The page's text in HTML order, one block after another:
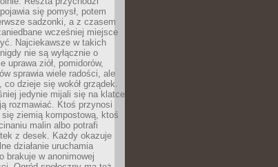
się pomysł, potem
sadzonki, a z czasem
wcześniej miejsce
Najciekawsze w takich
nie są wyłącznie o
uprawa ziół, pomidorów,
sprawia wiele radości, ale
co dzieje się wokół grządek.
jedynie mijali się na klatce
rozmawiać. Ktoś przynosi
ziemią kompostową, ktoś
malin albo potrafi
z desek. Każdy okazuje
działanie uruchamia
brakuje w anonimowej